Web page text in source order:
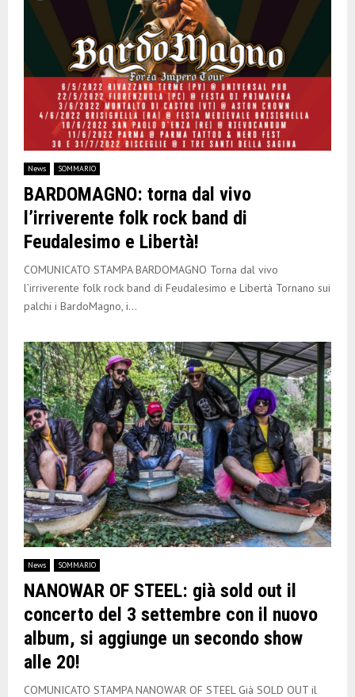
News SOMMARIO
BARDOMAGNO: torna dal vivo
l’irriverente folk rock band di
Feudalesimo e Libertà!
COMUNICATO STAMPA BARDOMAGNO Torna dal vivo
l’irriverente folk rock band di Feudalesimo e Libertà Tornano sui
palchi i BardoMagno, i...
News SOMMARIO
NANOWAR OF STEEL: già sold out il
concerto del 3 settembre con il nuovo
album, si aggiunge un secondo show
alle 20!
COMUNICATO STAMPA NANOWAR OF STEEL Già SOLD OUT il